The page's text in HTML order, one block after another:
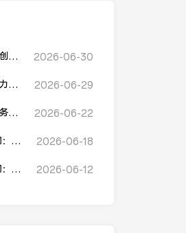
建
2026-06-30
2026-06-29
平
2026-06-22
如
？
2026-06-18
有
2026-06-12